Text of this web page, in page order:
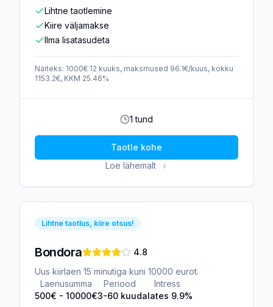
Lihtne taotlemine
Kiire väljamakse
Ilma lisatasudeta
Näiteks: 1000€ 12 kuuks, maksmused 96.1€/kuus, kokku
1153.2€, KKM 25.46%
1 tund
Taotle kohe
Loe lähemalt
Lihtne taotlus, kiire otsus!
Bondora
4.8
Uus kiirlaen 15 minutiga kuni 10000 eurot.
Laenusumma
500€ - 10000€
Periood
3-60 kuud
Intress
alates 9.9%